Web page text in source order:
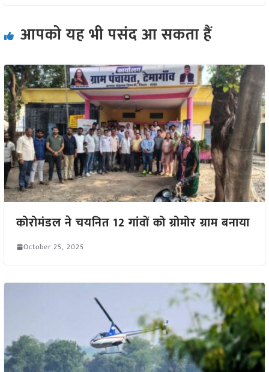
आपको यह भी पसंद आ सकता हैं
कोरोमंडल ने चयनित 12 गांवों को ग्रोमोर ग्राम बनाया
October 25, 2025